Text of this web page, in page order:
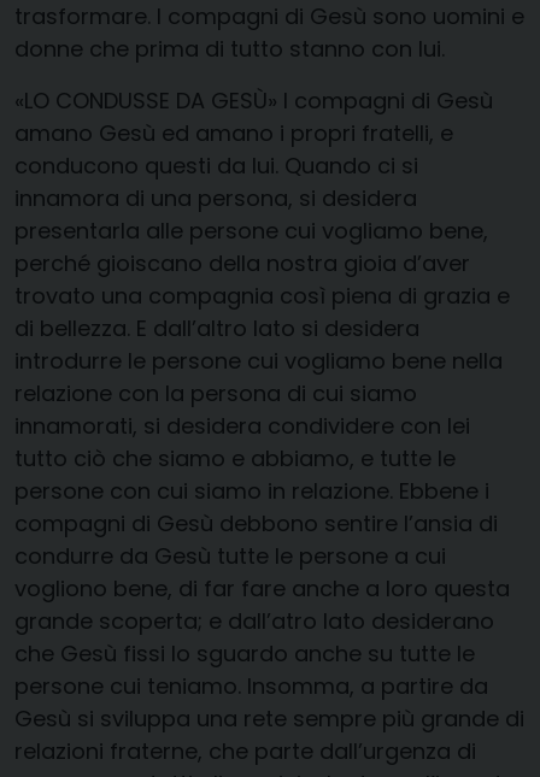
trasformare. I compagni di Gesù sono uomini e
donne che prima di tutto stanno con lui.
«LO CONDUSSE DA GESÙ» I compagni di Gesù
amano Gesù ed amano i propri fratelli, e
conducono questi da lui. Quando ci si
innamora di una persona, si desidera
presentarla alle persone cui vogliamo bene,
perché gioiscano della nostra gioia d’aver
trovato una compagnia così piena di grazia e
di bellezza. E dall’altro lato si desidera
introdurre le persone cui vogliamo bene nella
relazione con la persona di cui siamo
innamorati, si desidera condividere con lei
tutto ciò che siamo e abbiamo, e tutte le
persone con cui siamo in relazione. Ebbene i
compagni di Gesù debbono sentire l’ansia di
condurre da Gesù tutte le persone a cui
vogliono bene, di far fare anche a loro questa
grande scoperta; e dall’atro lato desiderano
che Gesù fissi lo sguardo anche su tutte le
persone cui teniamo. Insomma, a partire da
Gesù si sviluppa una rete sempre più grande di
relazioni fraterne, che parte dall’urgenza di